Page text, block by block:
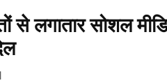
लगातार सोशल